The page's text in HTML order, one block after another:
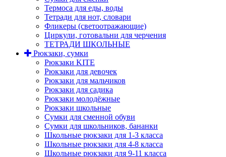
Термоса для еды, воды
Тетради для нот, словари
Фликеры (светоотражающие)
Циркули, готовальни для черчения
ТЕТРАДИ ШКОЛЬНЫЕ
Рюкзаки, сумки
Рюкзаки KITE
Рюкзаки для девочек
Рюкзаки для мальчиков
Рюкзаки для садика
Рюкзаки молодёжные
Рюкзаки школьные
Сумки для сменной обуви
Сумки для школьников, бананки
Школьные рюкзаки для 1-3 класса
Школьные рюкзаки для 4-8 класса
Школьные рюкзаки для 9-11 класса